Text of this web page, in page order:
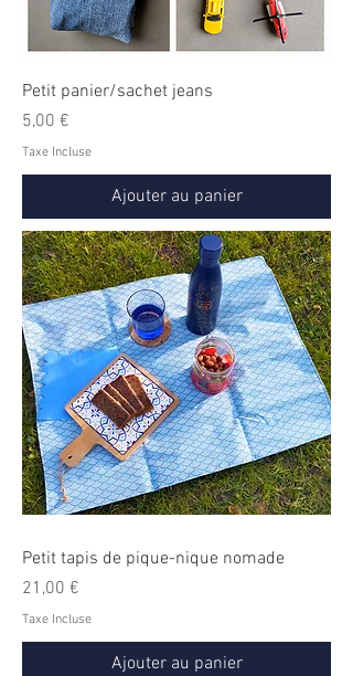
Petit panier/sachet jeans
Prix
5,00 €
Taxe Incluse
Ajouter au panier
Petit tapis de pique-nique nomade
Prix
21,00 €
Taxe Incluse
Ajouter au panier